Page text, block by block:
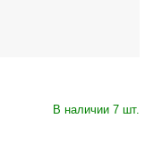
В наличии 7 шт.